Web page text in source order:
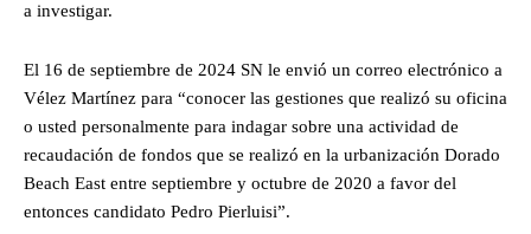
a investigar.
El 16 de septiembre de 2024 SN le envió un correo electrónico a
Vélez Martínez para “conocer las gestiones que realizó su oficina
o usted personalmente para indagar sobre una actividad de
recaudación de fondos que se realizó en la urbanización Dorado
Beach East entre septiembre y octubre de 2020 a favor del
entonces candidato Pedro Pierluisi”.